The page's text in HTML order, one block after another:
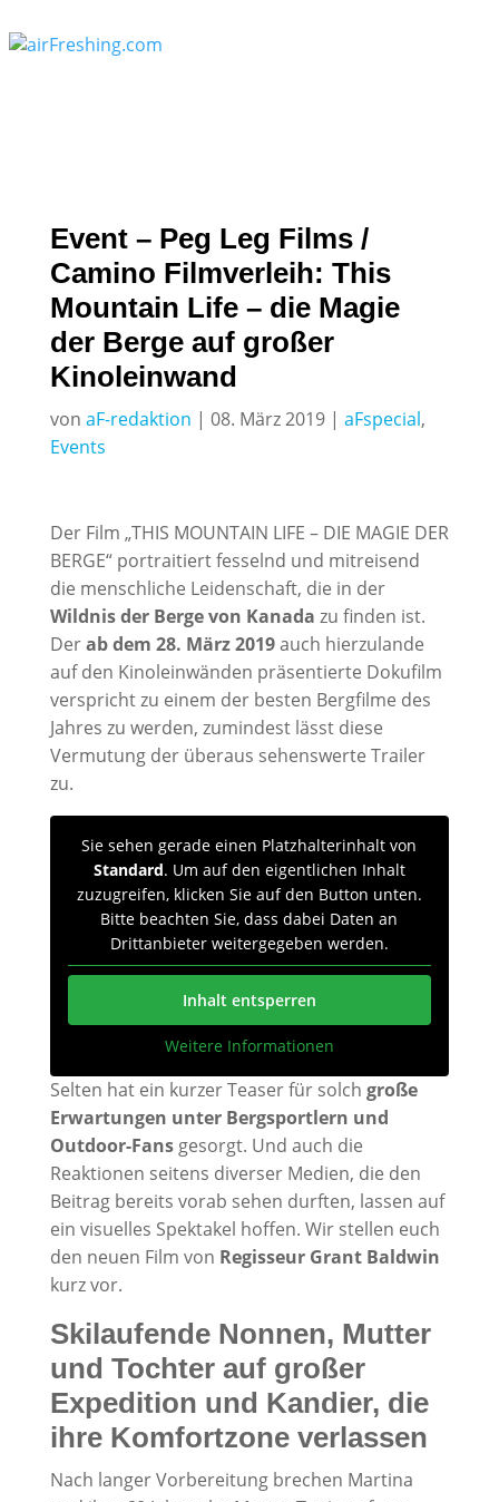
Event – Peg Leg Films /
Camino Filmverleih: This
Mountain Life – die Magie
der Berge auf großer
Kinoleinwand
von aF-redaktion | 08. März 2019| aFspecial,
Events
Der Film „THIS MOUNTAIN LIFE – DIE MAGIE DER
BERGE“ portraitiert fesselnd und mitreisend
die menschliche Leidenschaft, die in der
Wildnis der Berge von Kanada zu finden ist.
Derab dem 28. März 2019auch hierzulande
auf den Kinoleinwänden präsentierte Dokufilm
verspricht zu einem der besten Bergfilme des
Jahres zu werden, zumindest lässt diese
Vermutung der überaus sehenswerte Trailer
zu.
Sie sehen gerade einen Platzhalterinhalt von
Standard. Um auf den eigentlichen Inhalt
zuzugreifen, klicken Sie auf den Button unten.
Bitte beachten Sie, dass dabei Daten an
Drittanbieter weitergegeben werden.
Inhalt entsperren
Weitere Informationen
Selten hat ein kurzer Teaser für solch große
Erwartungen unter Bergsportlern und
Outdoor-Fansgesorgt. Und auch die
Reaktionen seitens diverser Medien, die den
Beitrag bereits vorab sehen durften, lassen auf
ein visuelles Spektakel hoffen. Wir stellen euch
den neuen Film von Regisseur Grant Baldwin
kurz vor.
Skilaufende Nonnen, Mutter
und Tochter auf großer
Expedition und Kandier, die
ihre Komfortzone verlassen
Nach langer Vorbereitung brechen Martina